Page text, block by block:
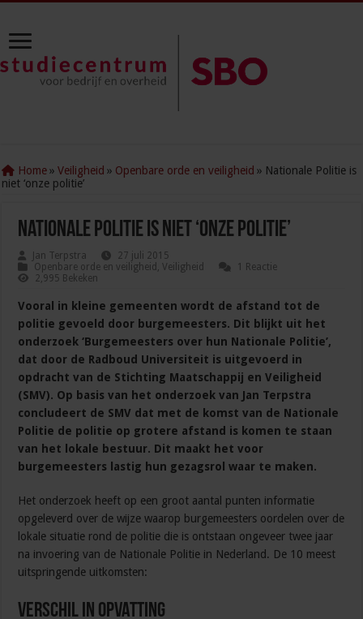
Home » Veiligheid » Openbare orde en veiligheid » Nationale Politie is
niet ‘onze politie’
Nationale Politie is niet ‘onze politie’
Jan Terpstra
27 juli 2015
Openbare orde en veiligheid ,Veiligheid
1 Reactie
2,995 Bekeken
Vooral in kleine gemeenten wordt de afstand tot de
politie gevoeld door burgemeesters. Dit blijkt uit het
onderzoek ‘Burgemeesters over hun Nationale Politie’,
dat door de Radboud Universiteit is uitgevoerd in
opdracht van de Stichting Maatschappij en Veiligheid
(SMV). Op basis van het onderzoek van Jan Terpstra
concludeert de SMV dat met de komst van de Nationale
Politie de politie op grotere afstand is komen te staan
van het lokale bestuur. Dit maakt het voor
burgemeesters lastig hun gezagsrol waar te maken.
Het onderzoek heeft op een groot aantal punten informatie
opgeleverd over de wijze waarop burgemeesters oordelen over de
lokale situatie rond de politie die is ontstaan ongeveer twee jaar
na invoering van de Nationale Politie in Nederland. De 10 meest
uitspringende uitkomsten:
Verschil in Opvatting